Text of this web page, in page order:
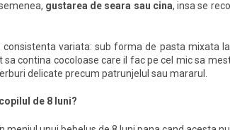
gustarea de seara sau cina, insa se
variata: sub forma de pasta mixata
contina cocoloase care il fac pe cel mic sa
delicate precum patrunjelul sau mararul.
de 8 luni?